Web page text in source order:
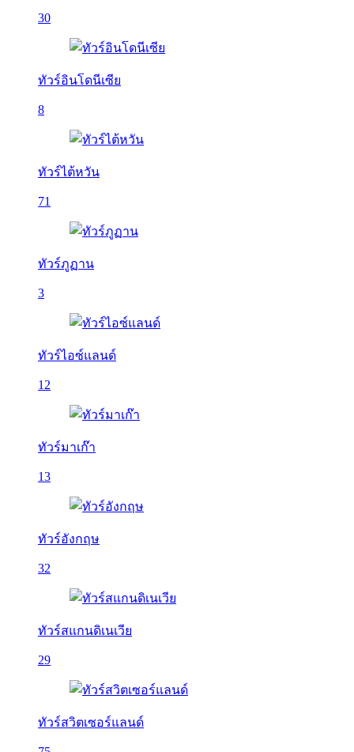
30
ทัวร์อินโดนีเซีย
8
ทัวร์ไต้หวัน
71
ทัวร์ภูฏาน
3
ทัวร์ไอซ์แลนด์
12
ทัวร์มาเก๊า
13
ทัวร์อังกฤษ
32
ทัวร์สแกนดิเนเวีย
29
ทัวร์สวิตเซอร์แลนด์